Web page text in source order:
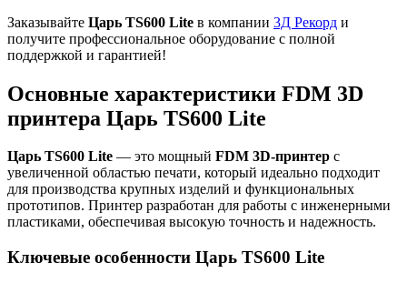
Заказывайте Царь TS600 Lite в компании 3Д Рекорд и
получите профессиональное оборудование с полной
поддержкой и гарантией!
Основные характеристики FDM 3D
принтера Царь TS600 Lite
Царь TS600 Lite — это мощный FDM 3D-принтер с
увеличенной областью печати, который идеально подходит
для производства крупных изделий и функциональных
прототипов. Принтер разработан для работы с инженерными
пластиками, обеспечивая высокую точность и надежность.
Ключевые особенности Царь TS600 Lite